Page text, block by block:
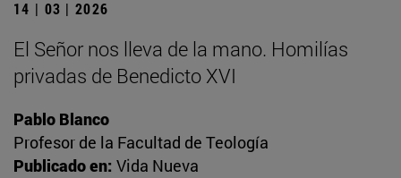
14 | 03 | 2026
El Señor nos lleva de la mano. Homilías
privadas de Benedicto XVI
Pablo Blanco
Profesor de la Facultad de Teología
Publicado en: Vida Nueva